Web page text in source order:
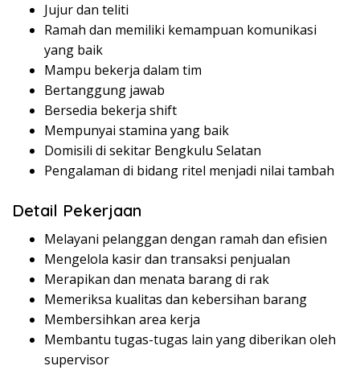
Jujur dan teliti
Ramah dan memiliki kemampuan komunikasi
yang baik
Mampu bekerja dalam tim
Bertanggung jawab
Bersedia bekerja shift
Mempunyai stamina yang baik
Domisili di sekitar Bengkulu Selatan
Pengalaman di bidang ritel menjadi nilai tambah
Detail Pekerjaan
Melayani pelanggan dengan ramah dan efisien
Mengelola kasir dan transaksi penjualan
Merapikan dan menata barang di rak
Memeriksa kualitas dan kebersihan barang
Membersihkan area kerja
Membantu tugas-tugas lain yang diberikan oleh
supervisor